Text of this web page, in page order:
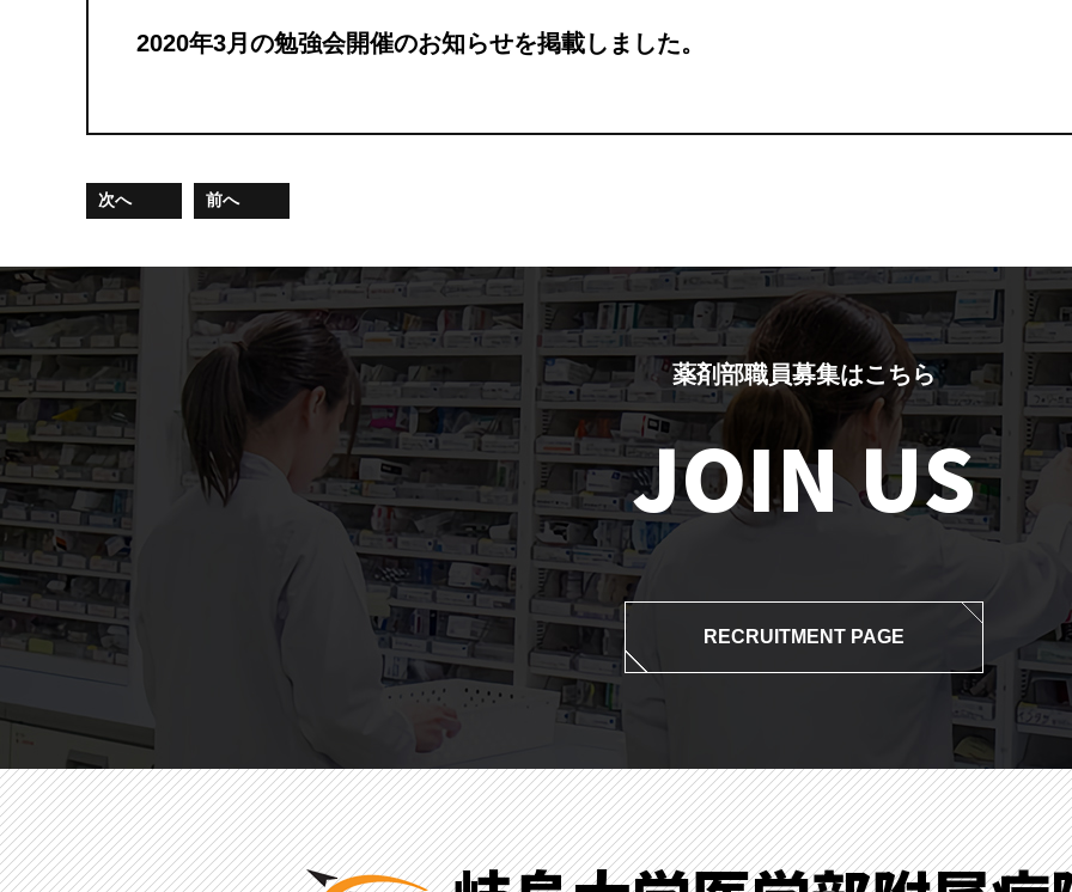
2020年3月の勉強会開催のお知らせを掲載しました。
次へ 前へ
薬剤部職員募集はこちら
JOIN US
RECRUITMENT PAGE